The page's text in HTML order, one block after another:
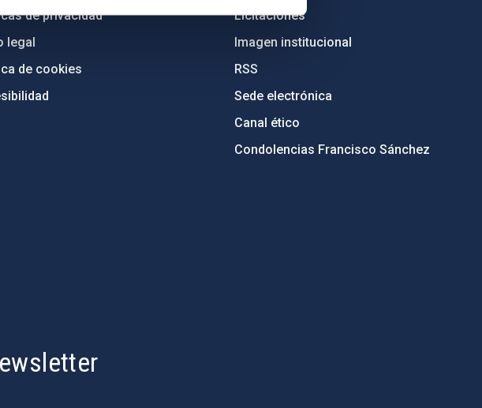
de privacidad
legal
de cookies
Licitaciones
Imagen institucional
RSS
Sede electrónica
Canal ético
Condolencias Francisco Sánchez